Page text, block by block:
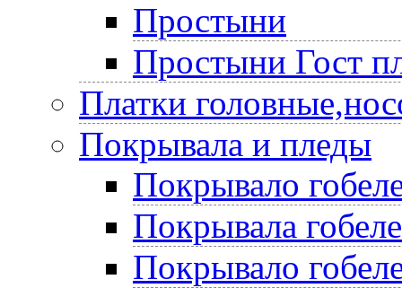
Простыни
Простыни Гост
Платки
Покрывала и пледы
Покрывало
Покрывала
Покрывало